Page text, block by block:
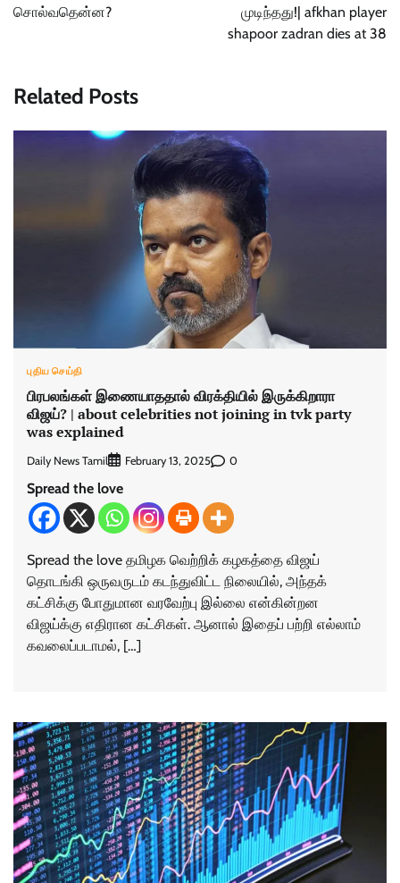
சொல்வதென்ன?
முடிந்தது!| afkhan player
shapoor zadran dies at 38
Related Posts
புதிய செய்தி
பிரபலங்கள் இணையாததால் விரக்தியில் இருக்கிறாரா
விஜய்? | about celebrities not joining in tvk party
was explained
Daily News Tamil February 13, 2025 0
Spread the love
Spread the love தமிழக வெற்றிக் கழகத்தை விஜய்
தொடங்கி ஒருவருடம் கடந்துவிட்ட நிலையில், அந்தக்
கட்சிக்கு போதுமான வரவேற்பு இல்லை என்கின்றன
விஜய்க்கு எதிரான கட்சிகள். ஆனால் இதைப் பற்றி எல்லாம்
கவலைப்படாமல், […]